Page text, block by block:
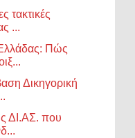
τακτικές
...
Πώς
Δικηγορική
ΔΙ.ΑΣ. που